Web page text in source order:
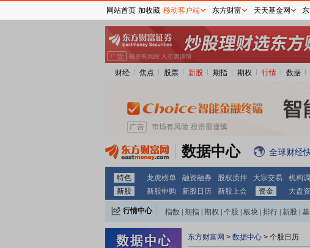
财经 焦点 股票 新股 期指 期权 行情 数据
数据中心 全球财经
特色 龙虎榜单 融资融券 股权质押 大宗交易 机构
新股
新股申购 新股日历 新股上会 资金 大盘
行情中心 指数 期指 期权 个股 板块 排行 新股
东方财富网 > 数据中心 > 个股日历
网站首页 加收藏 移动客户端 东方财富 天天基金网